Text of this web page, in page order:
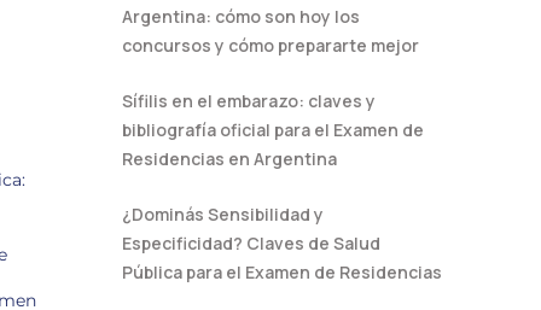
Argentina: cómo son hoy los
concursos y cómo prepararte mejor
Sífilis en el embarazo: claves y
bibliografía oficial para el Examen de
Residencias en Argentina
¿Dominás Sensibilidad y
Especificidad? Claves de Salud
Pública para el Examen de Residencias